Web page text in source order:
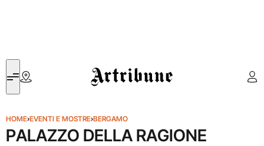
Artribune
HOME›EVENTI E MOSTRE›BERGAMO
PALAZZO DELLA RAGIONE